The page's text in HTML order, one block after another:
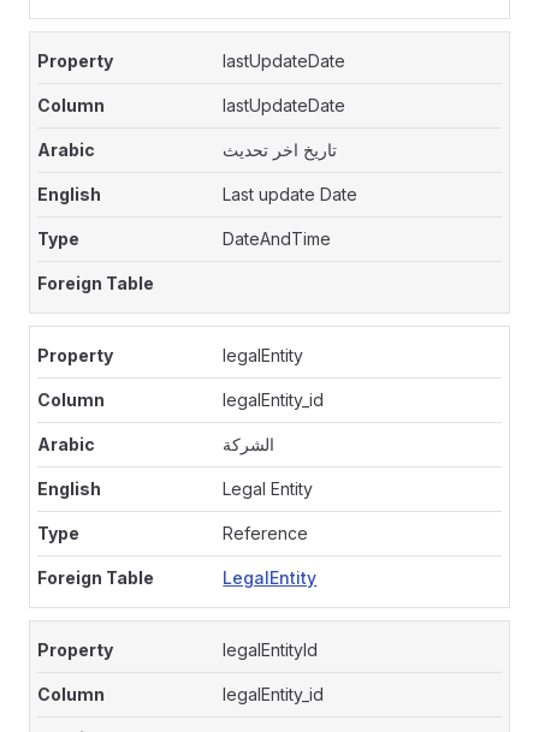
lastUpdateDate
lastUpdateDate
تاريخ اخر تحديث
Last update Date
DateAndTime
legalEntity
legalEntity_id
الشركة
Legal Entity
Reference
LegalEntity
legalEntityId
legalEntity_id